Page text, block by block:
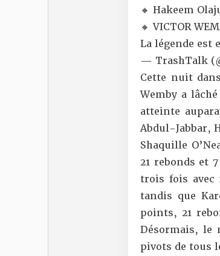
🔸 Hakeem
🔸 VICTOR
La légende est
— TrashTalk
Cette nuit
Wemby a
atteinte
Abdul-Jabbar,
Shaquille
21 rebonds et
trois fois avec
tandis que
points, 21
Désormais, le
pivots de tous